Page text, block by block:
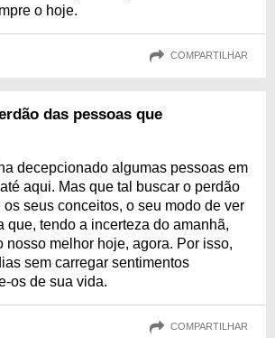
o hoje.
COMPARTILHAR
das pessoas que
decepcionado algumas pessoas em
aqui. Mas que tal buscar o perdão
seus conceitos, o seu modo de ver
que, tendo a incerteza do amanhã,
nosso melhor hoje, agora. Por isso,
sem carregar sentimentos
os de sua vida.
COMPARTILHAR